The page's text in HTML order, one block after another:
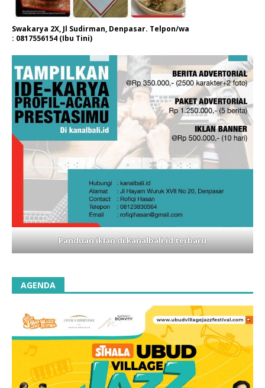
Swakarya 2X, Jl Sudirman, Denpasar. Telpon/wa
: 0817556154 (Ibu Tini)
Panduan iklan di kanalbali,id terbaru
AGENDA